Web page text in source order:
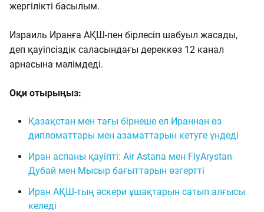
жергілікті басылым.
Израиль Иранға АҚШ-пен бірлесіп шабуыл жасады,
деп қауіпсіздік саласындағы дереккөз 12 канал
арнасына мәлімдеді.
Оқи отырыңыз:
Қазақстан мен тағы бірнеше ел Ираннан өз
дипломаттары мен азаматтарын кетуге үндеді
Иран аспаны қауіпті: Air Astana мен FlyArystan
Дубай мен Мысыр бағыттарын өзгертті
Иран АҚШ-тың әскери ұшақтарын сатып алғысы
келеді